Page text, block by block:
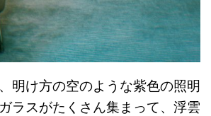
明け方の空のような紫色の照明
ラスがたくさん集まって、浮雲